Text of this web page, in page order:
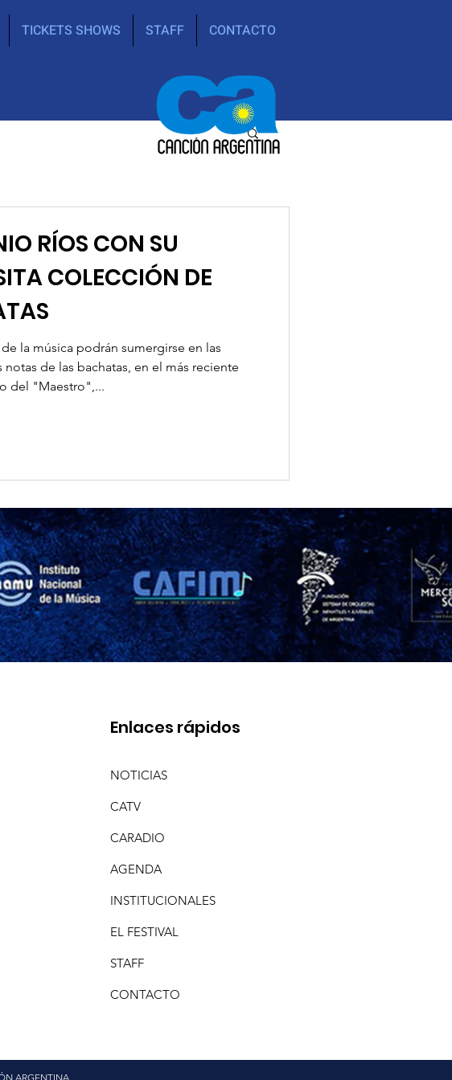
TICKETS SHOWS STAFF CONTACTO
RÍOS CON SU
COLECCIÓN DE
la música podrán sumergirse en las
notas de las bachatas, en el más reciente
del "Maestro",...
Enlaces rápidos
NOTICIAS
CATV
CARADIO
AGENDA
INSTITUCIONALES
EL FESTIVAL
STAFF
CONTACTO
ARGENTINA